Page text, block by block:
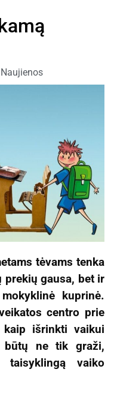
Naujienos
tėvams tenka
gausa, bet ir
kuprinė.
centro prie
kaip išrinkti vaikui
būtų ne tik graži,
vaiko